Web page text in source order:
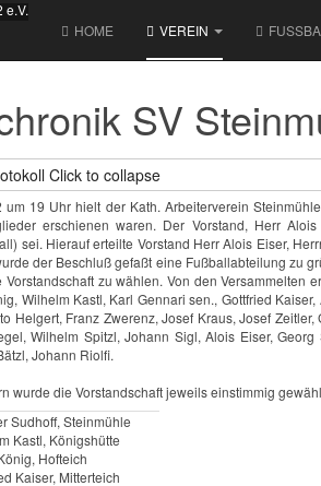
HOME VEREIN
SV
Click to collapse
um 19 Uhr hielt der Kath. Arbeiterverein
erschienen waren. Der Vorstand, Herr
sei. Hierauf erteilte Vorstand Herr Alois Eiser,
der Beschluß gefaßt eine Fußballabteilung zu
zu wählen. Von den Versammelten
Wilhelm Kastl, Karl Gennari sen., Gottfried
Helgert, Franz Zwerenz, Josef Kraus, Josef
Wilhelm Spitzl, Johann Sigl, Alois Eiser,
Johann Riolfi.
wurde die Vorstandschaft jeweils einstimmig
Sudhoff, Steinmühle
Kastl, Königshütte
Hofteich
Kaiser, Mitterteich